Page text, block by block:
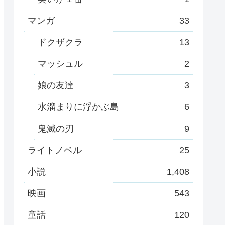
マンガ 33
ドクザクラ 13
マッシュル 2
娘の友達 3
水溜まりに浮かぶ島 6
鬼滅の刃 9
ライトノベル 25
小説 1,408
映画 543
童話 120